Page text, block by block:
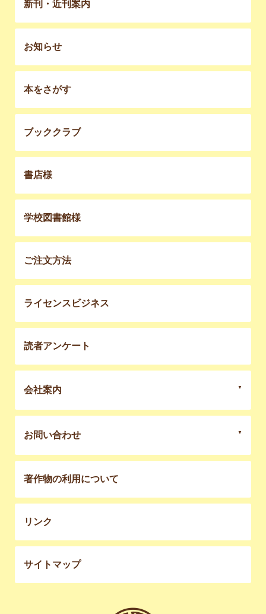
新刊・近刊案内
お知らせ
本をさがす
ブッククラブ
書店様
学校図書館様
ご注文方法
ライセンスビジネス
読者アンケート
会社案内
お問い合わせ
著作物の利用について
リンク
サイトマップ